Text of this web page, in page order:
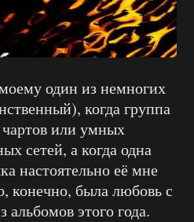
один из немногих
когда группа
или умных
сетей, а когда одна
настоятельно её мне
конечно, была любовь с
этого года.